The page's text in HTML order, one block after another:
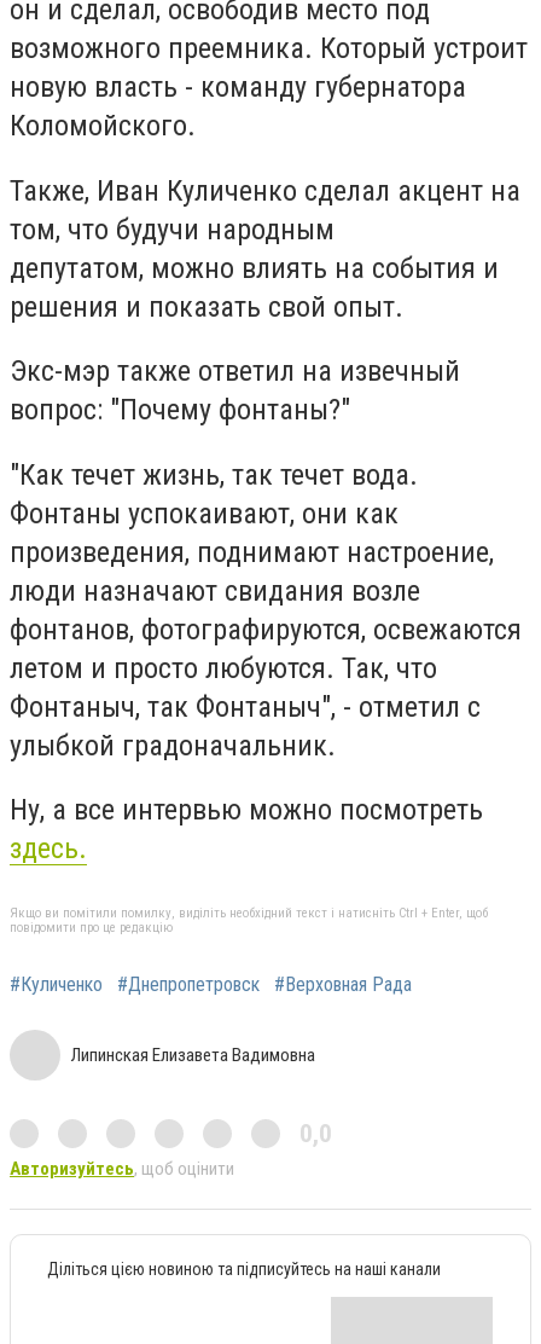
он и сделал, освободив место под
возможного преемника. Который устроит
новую власть - команду губернатора
Коломойского.
Также, Иван Куличенко сделал акцент на
том, что будучи народным
депутатом, можно влиять на события и
решения и показать свой опыт.
Экс-мэр также ответил на извечный
вопрос: "Почему фонтаны?"
"Как течет жизнь, так течет вода.
Фонтаны успокаивают, они как
произведения, поднимают настроение,
люди назначают свидания возле
фонтанов, фотографируются, освежаются
летом и просто любуются. Так, что
Фонтаныч, так Фонтаныч", - отметил с
улыбкой градоначальник.
Ну, а все интервью можно посмотреть
здесь.
Якщо ви помітили помилку, виділіть необхідний текст і натисніть Ctrl + Enter, щоб
повідомити про це редакцію
#Куличенко #Днепропетровск #Верховная Рада
Липинская Елизавета Вадимовна
0,0
Авторизуйтесь, щоб оцінити
Діліться цією новиною та підписуйтесь на наші канали